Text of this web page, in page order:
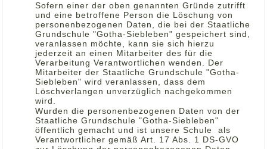
Sofern einer der oben genannten Gründe zutrifft
und eine betroffene Person die Löschung von
personenbezogenen Daten, die bei der Staatliche
Grundschule "Gotha-Siebleben" gespeichert sind,
veranlassen möchte, kann sie sich hierzu
jederzeit an einen Mitarbeiter des für die
Verarbeitung Verantwortlichen wenden. Der
Mitarbeiter der Staatliche Grundschule "Gotha-
Siebleben" wird veranlassen, dass dem
Löschverlangen unverzüglich nachgekommen
wird.
Wurden die personenbezogenen Daten von der
Staatliche Grundschule "Gotha-Siebleben"
öffentlich gemacht und ist unsere Schule als
Verantwortlicher gemäß Art. 17 Abs. 1 DS-GVO